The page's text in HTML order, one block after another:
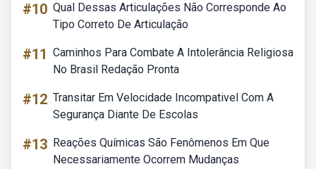
#10 Qual Dessas Articulações Não Corresponde Ao
Tipo Correto De Articulação
#11 Caminhos Para Combate A Intolerância Religiosa
No Brasil Redação Pronta
#12 Transitar Em Velocidade Incompativel Com A
Segurança Diante De Escolas
#13 Reações Químicas São Fenômenos Em Que
Necessariamente Ocorrem Mudanças